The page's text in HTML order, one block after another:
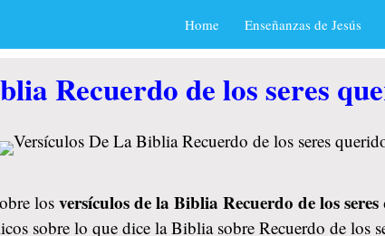
Home Enseñanzas de Jesús
Recuerdo de los seres
los versículos de la Biblia Recuerdo de los
sobre lo que dice la Biblia sobre Recuerdo de los